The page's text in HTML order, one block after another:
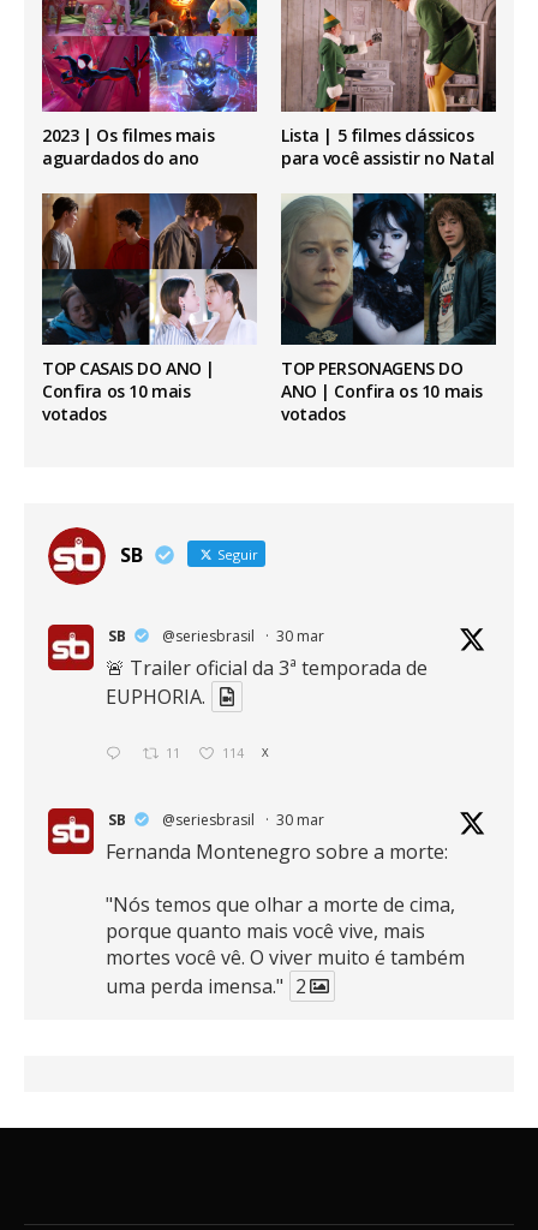
2023 | Os filmes mais
aguardados do ano
Lista | 5 filmes clássicos
para você assistir no Natal
TOP CASAIS DO ANO |
Confira os 10 mais
votados
TOP PERSONAGENS DO
ANO | Confira os 10 mais
votados
SB Seguir
SB @seriesbrasil · 30 mar
🚨 Trailer oficial da 3ª temporada de
EUPHORIA.
11 114 X
SB @seriesbrasil · 30 mar
Fernanda Montenegro sobre a morte:
"Nós temos que olhar a morte de cima,
porque quanto mais você vive, mais
mortes você vê. O viver muito é também
uma perda imensa." 2
16 389 X